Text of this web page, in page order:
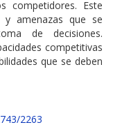
competidores. Este
y amenazas que se
de decisiones.
competitivas
que se deben
2263